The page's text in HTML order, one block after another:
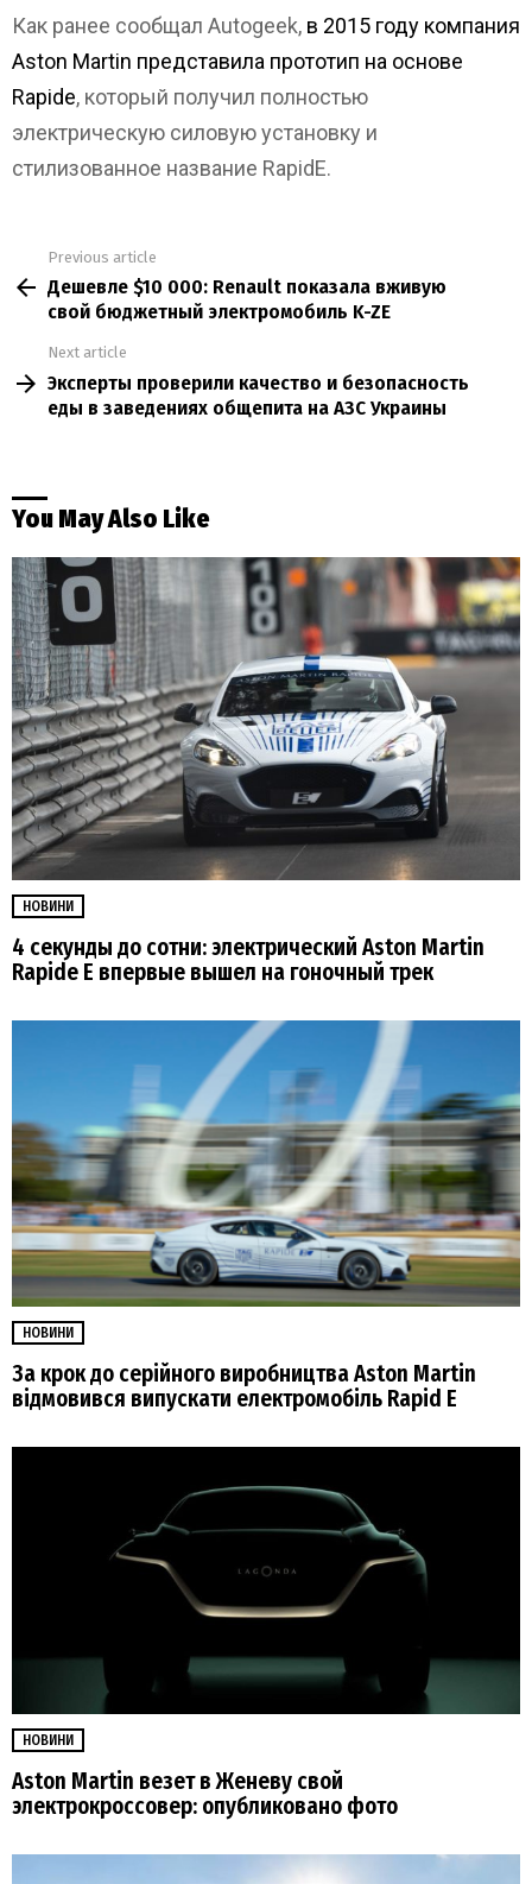
Как ранее сообщал Autogeek, в 2015 году компания
Aston Martin представила прототип на основе
Rapide, который получил полностью
электрическую силовую установку и
стилизованное название RapidE.
more
Previous article
Дешевле $10 000: Renault показала вживую
свой бюджетный электромобиль K-ZE
Next article
Эксперты проверили качество и безопасность
еды в заведениях общепита на АЗС Украины
You May Also Like
НОВИНИ
4 секунды до сотни: электрический Aston Martin
Rapide E впервые вышел на гоночный трек
НОВИНИ
За крок до серійного виробництва Aston Martin
відмовився випускати електромобіль Rapid E
НОВИНИ
Aston Martin везет в Женеву свой
электрокроссовер: опубликовано фото